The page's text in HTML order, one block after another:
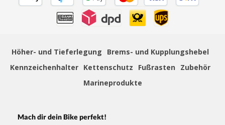
Schnelle und bequeme Lieferung von Tür zu Tür
ZAHLUNGSSICHERHEIT
Mehrere sichere Zahlungsmethoden
Höher- und Tieferlegung
Brems- und Kupplungshebel
Kennzeichenhalter
Kettenschutz Fußrasten
Zubehör
Marineprodukte
Mach dir dein Bike perfekt!